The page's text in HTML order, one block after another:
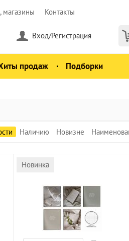
магазины Контакты
Вход/Регистрация
продаж Подборки
Наличию Новизне
Новинка